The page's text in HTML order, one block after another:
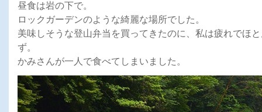
昼食は岩の下で。
ロックガーデンのような綺麗な場所でした。
美味しそうな登山弁当を買ってきたのに、私は疲れでほ
ず。
かみさんが一人で食べてしまいました。